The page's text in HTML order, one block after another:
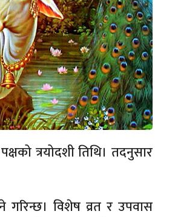
त्रयोदशी तिथि। तदनुसार
गरिन्छ। विशेष व्रत र उपवास